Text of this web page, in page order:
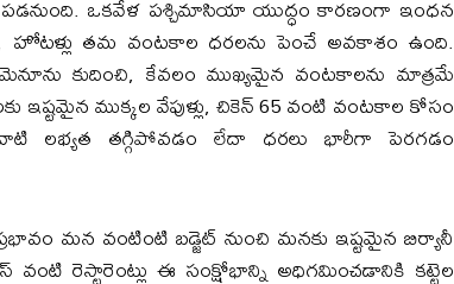
ఒకవేళ పశ్చిమాసియా యుద్ధం కారణంగా ఇంధన
హోటళ్లు తమ వంటకాల ధరలను పెంచే అవకాశం ఉంది.
కుదించి, కేవలం ముఖ్యమైన వంటకాలను మాత్రమే
ఇష్టమైన ముక్కల వేపుళ్లు, చికెన్ 65 వంటి వంటకాల కోసం
లభ్యత తగ్గిపోవడం లేదా ధరలు భారీగా పెరగడం
మన వంటింటి బడ్జెట్ నుంచి మనకు ఇష్టమైన బిర్యానీ
రెస్టారెంట్లు ఈ సంక్షోభాన్ని అధిగమించడానికి కట్టెల